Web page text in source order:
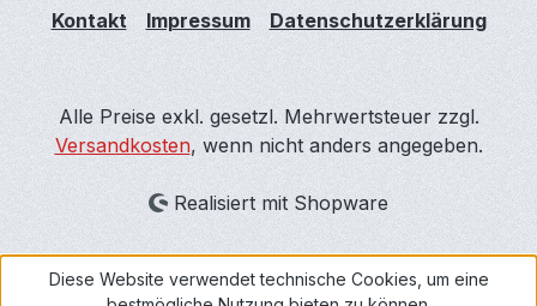
Kontakt Impressum Datenschutzerklärung
Alle Preise exkl. gesetzl. Mehrwertsteuer zzgl.
Versandkosten, wenn nicht anders angegeben.
Realisiert mit Shopware
Diese Website verwendet technische Cookies, um eine